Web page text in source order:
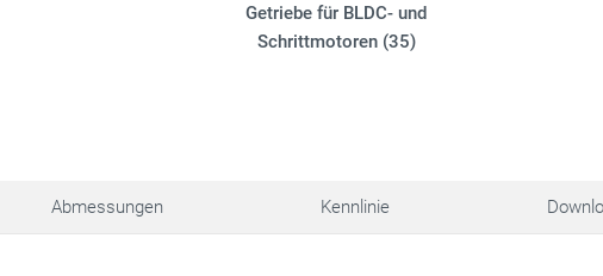
Getriebe für BLDC- und
Schrittmotoren (35)
Abmessungen Kennlinie